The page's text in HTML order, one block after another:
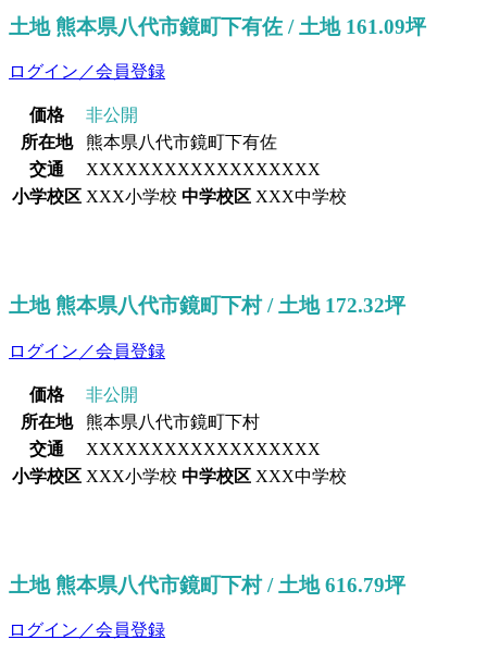
土地 熊本県八代市鏡町下有佐 / 土地 161.09坪
ログイン／会員登録
価格
非公開
所在地
熊本県八代市鏡町下有佐
交通
XXXXXXXXXXXXXXXXXX
小学校区 XXX小学校 中学校区 XXX中学校
土地 熊本県八代市鏡町下村 / 土地 172.32坪
ログイン／会員登録
価格
非公開
所在地
熊本県八代市鏡町下村
交通
XXXXXXXXXXXXXXXXXX
小学校区 XXX小学校 中学校区 XXX中学校
土地 熊本県八代市鏡町下村 / 土地 616.79坪
ログイン／会員登録